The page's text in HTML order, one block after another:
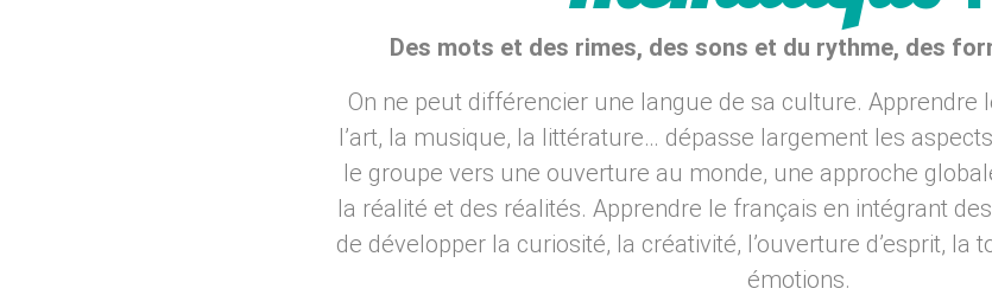
Des mots et des rimes, des sons et du rythme, des
On ne peut différencier une langue de sa culture. Apprendre
l’art, la musique, la littérature… dépasse largement les
le groupe vers une ouverture au monde, une approche
la réalité et des réalités. Apprendre le français en intégrant
de développer la curiosité, la créativité, l’ouverture d’esprit, la
émotions.